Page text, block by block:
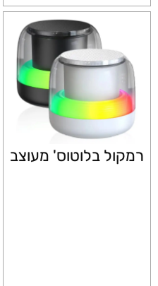
רמקול בלוטוס' מעוצב